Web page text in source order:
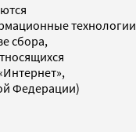
технологии
сбора,
Федерации)